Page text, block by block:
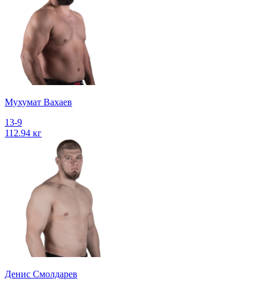
Мухумат Вахаев
13-9
112.94 кг
Денис Смолдарев